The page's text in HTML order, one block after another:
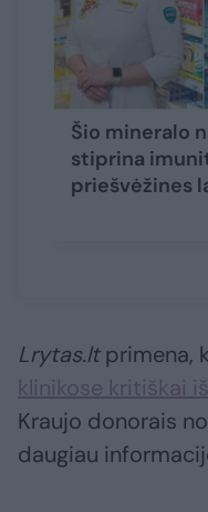
Šio mineralo
stiprina
priešvėžines
Lrytas.ltprimena,
klinikose kritiškai
Kraujo donorais
daugiau